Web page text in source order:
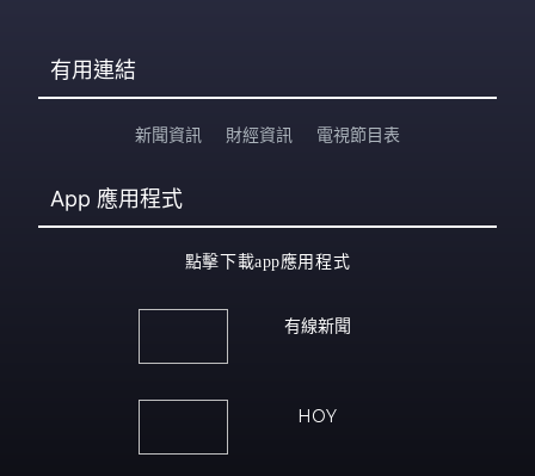
有用連結
新聞資訊 財經資訊 電視節目表
App 應用程式
點擊下載app應用程式
有線新聞
HOY